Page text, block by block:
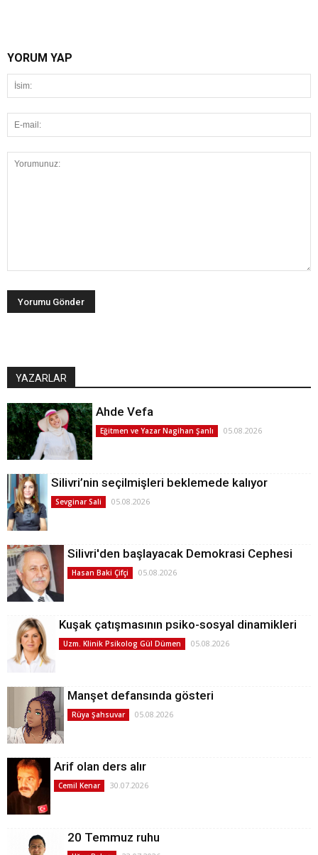
YORUM YAP
YAZARLAR
Ahde Vefa
Eğitmen ve Yazar Nagihan Şanlı 05.08.2026
Silivri’nin seçilmişleri beklemede kalıyor
Sevginar Sali 05.08.2026
Silivri'den başlayacak Demokrasi Cephesi
Hasan Baki Çifçi 05.08.2026
Kuşak çatışmasının psiko-sosyal dinamikleri
Uzm. Klinik Psikolog Gül Dümen 05.08.2026
Manşet defansında gösteri
Rüya Şahsuvar 05.08.2026
Arif olan ders alır
Cemil Kenar 30.07.2026
20 Temmuz ruhu